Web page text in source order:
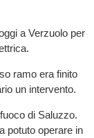
a Verzuolo per
ramo era finito
un intervento.
di Saluzzo.
potuto operare in